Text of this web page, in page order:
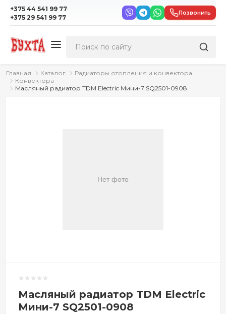
+375 44 541 99 77·
+375 29 541 99 77
Позвонить
Главная Каталог
Радиаторы отопления и конвектора
Конвектора
Масляный радиатор TDM Electric Мини-7 SQ2501-0908
Масляный радиатор TDM Electric
Мини-7 SQ2501-0908